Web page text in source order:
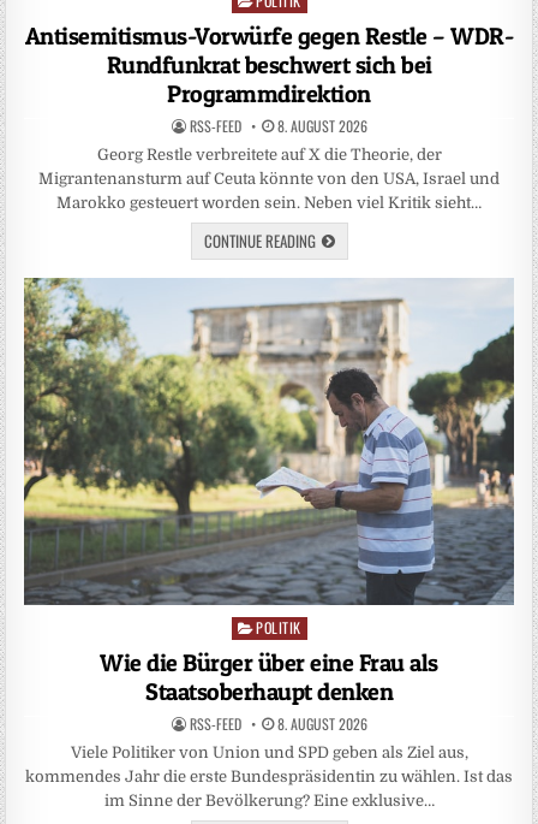
Antisemitismus-Vorwürfe gegen Restle – WDR-
Rundfunkrat beschwert sich bei
Programmdirektion
RSS-FEED 8. AUGUST 2026
Georg Restle verbreitete auf X die Theorie, der
Migrantenansturm auf Ceuta könnte von den USA, Israel und
Marokko gesteuert worden sein. Neben viel Kritik sieht…
CONTINUE READING
Posted
POLITIK
Wie die Bürger über eine Frau als
Staatsoberhaupt denken
RSS-FEED 8. AUGUST 2026
Viele Politiker von Union und SPD geben als Ziel aus,
kommendes Jahr die erste Bundespräsidentin zu wählen. Ist das
im Sinne der Bevölkerung? Eine exklusive…